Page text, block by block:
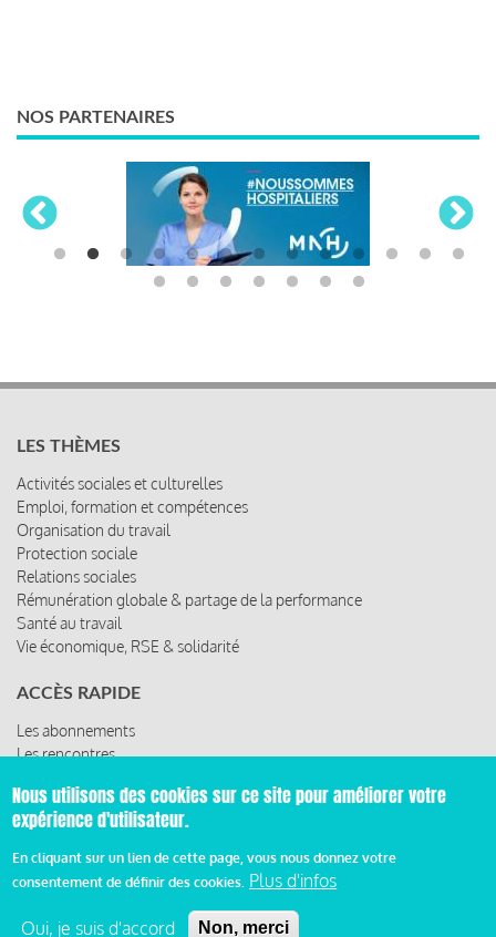
NOS PARTENAIRES
LES THÈMES
Activités sociales et culturelles
Emploi, formation et compétences
Organisation du travail
Protection sociale
Relations sociales
Rémunération globale & partage de la performance
Santé au travail
Vie économique, RSE & solidarité
ACCÈS RAPIDE
Les abonnements
Les rencontres
© 2019 Miroir Social - Réalisé parCafffeine
Mentions légales et condition générale d’utilisation et
Nous utilisons des cookies sur ce site pour améliorer votre
expérience d'utilisateur.
En cliquant sur un lien de cette page, vous nous donnez votre
consentement de définir des cookies. Plus d'infos
Oui, je suis d'accord Non, merci